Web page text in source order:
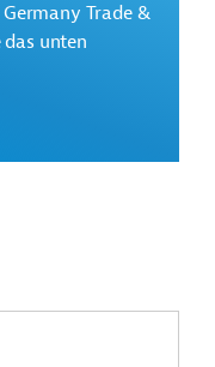
Trade &
unten